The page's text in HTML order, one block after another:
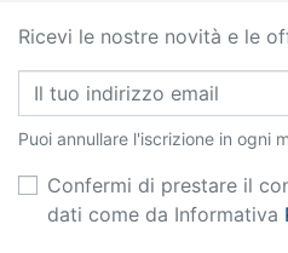
Ricevi le nostre novità e le
Puoi annullare l'iscrizione in ogni
Confermi di prestare il
dati come da Informativa